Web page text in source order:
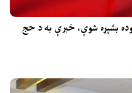
بشپړه شوې، خبرې به د حج